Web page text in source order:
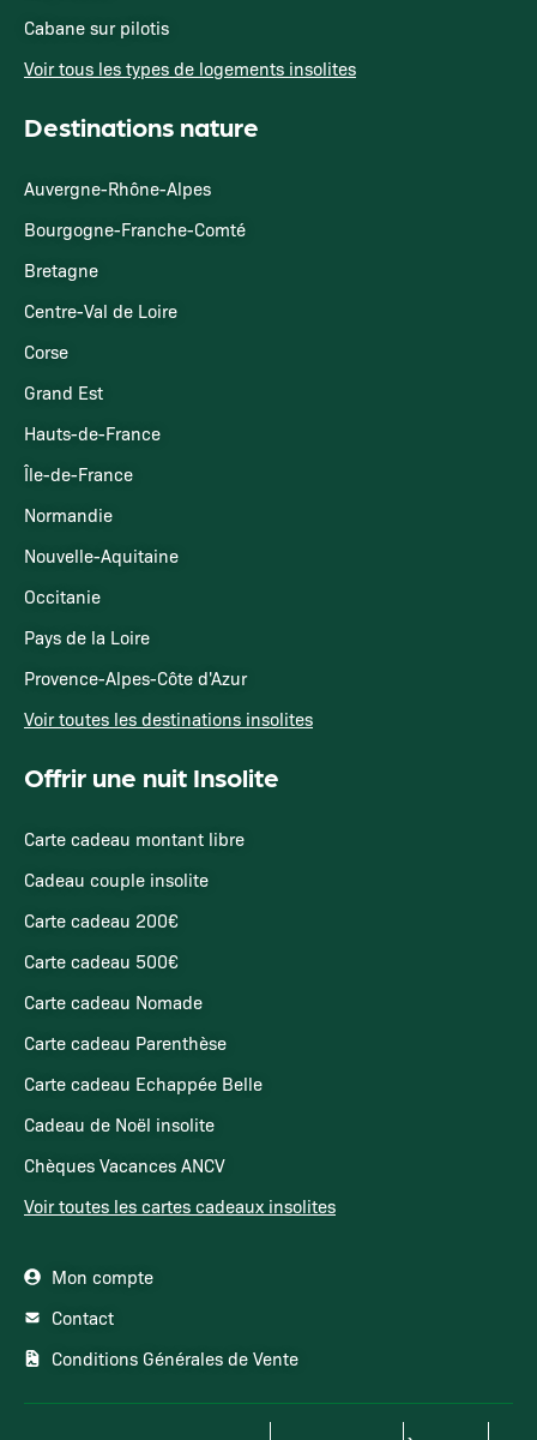
Cabane sur pilotis
Voir tous les types de logements insolites
Destinations nature
Auvergne-Rhône-Alpes
Bourgogne-Franche-Comté
Bretagne
Centre-Val de Loire
Corse
Grand Est
Hauts-de-France
Île-de-France
Normandie
Nouvelle-Aquitaine
Occitanie
Pays de la Loire
Provence-Alpes-Côte d'Azur
Voir toutes les destinations insolites
Offrir une nuit Insolite
Carte cadeau montant libre
Cadeau couple insolite
Carte cadeau 200€
Carte cadeau 500€
Carte cadeau Nomade
Carte cadeau Parenthèse
Carte cadeau Echappée Belle
Cadeau de Noël insolite
Chèques Vacances ANCV
Voir toutes les cartes cadeaux insolites
Mon compte
Contact
Conditions Générales de Vente